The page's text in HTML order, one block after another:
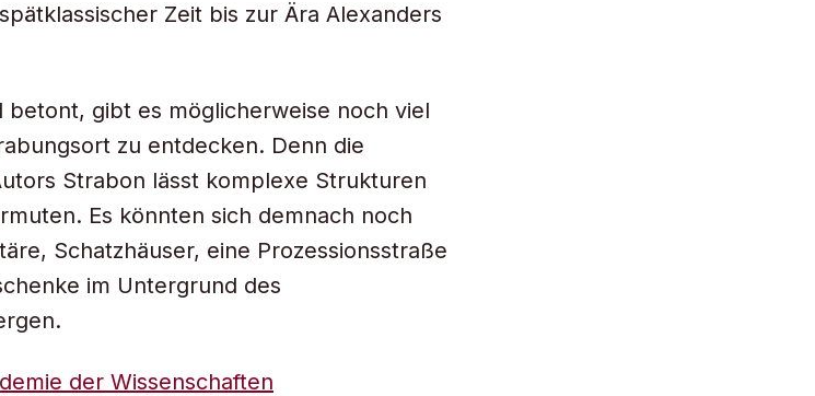
Zeit bis zur Ära Alexanders
betont, gibt es möglicherweise noch viel
zu entdecken. Denn die
Strabon lässt komplexe Strukturen
Es könnten sich demnach noch
Schatzhäuser, eine Prozessionsstraße
im Untergrund des
der Wissenschaften